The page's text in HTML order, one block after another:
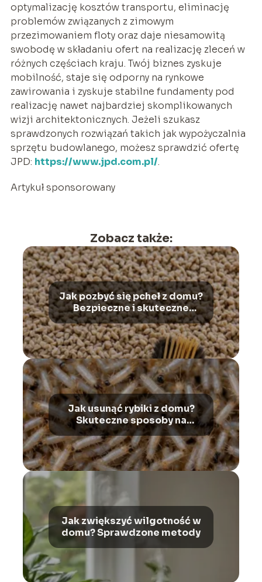
optymalizację kosztów transportu, eliminację
problemów związanych z zimowym
przezimowaniem floty oraz daje niesamowitą
swobodę w składaniu ofert na realizację zleceń w
różnych częściach kraju. Twój biznes zyskuje
mobilność, staje się odporny na rynkowe
zawirowania i zyskuje stabilne fundamenty pod
realizację nawet najbardziej skomplikowanych
wizji architektonicznych. Jeżeli szukasz
sprawdzonych rozwiązań takich jak wypożyczalnia
sprzętu budowlanego, możesz sprawdzić ofertę
JPD: https://www.jpd.com.pl/.
Artykuł sponsorowany
Zobacz także:
Jak pozbyć się pcheł z domu?
Bezpieczne i skuteczne
metody
Jak usunąć rybiki z domu?
Skuteczne sposoby na
pozbycie się problemu
Jak zwiększyć wilgotność w
domu? Sprawdzone metody